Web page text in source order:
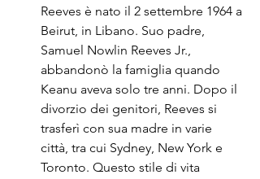
Reeves è nato il 2 settembre 1964 a
Beirut, in Libano. Suo padre,
Samuel Nowlin Reeves Jr.,
abbandonò la famiglia quando
Keanu aveva solo tre anni. Dopo il
divorzio dei genitori, Reeves si
trasferì con sua madre in varie
città, tra cui Sydney, New York e
Toronto. Questo stile di vita